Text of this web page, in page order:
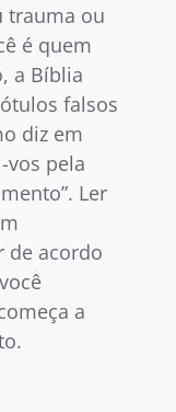
trauma ou
é quem
a Bíblia
falsos
diz em
vos pela
Ler
de acordo
a